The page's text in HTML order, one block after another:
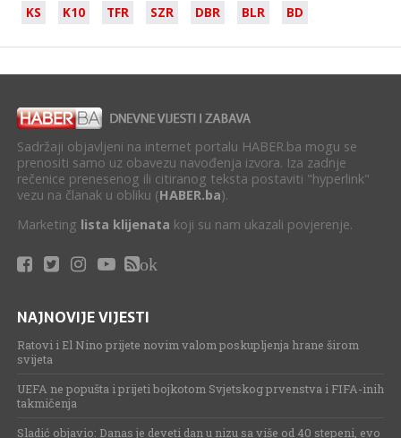
KS
K10 TFR SZR DBR BLR BD
Sadržaji objavljeni na internet portalu HABER.ba mogu se
prenositi samo uz obavezu navođenja izvora. Iza zadnje
rečenice prenesenog ili citiranog teksta postaviti "hyperlink"
vezu na članak u obliku (HABER.ba).
Marketing lista klijenata koji su nam ukazali povjerenje.
ok
NAJNOVIJE VIJESTI
Ratovi i El Nino prijete novim valom poskupljenja hrane širom
svijeta
UEFA ne popušta i prijeti bojkotom Svjetskog prvenstva i FIFA-inih
takmičenja
Sladić objavio: Danas je deveti dan u nizu sa više od 40 stepeni, evo